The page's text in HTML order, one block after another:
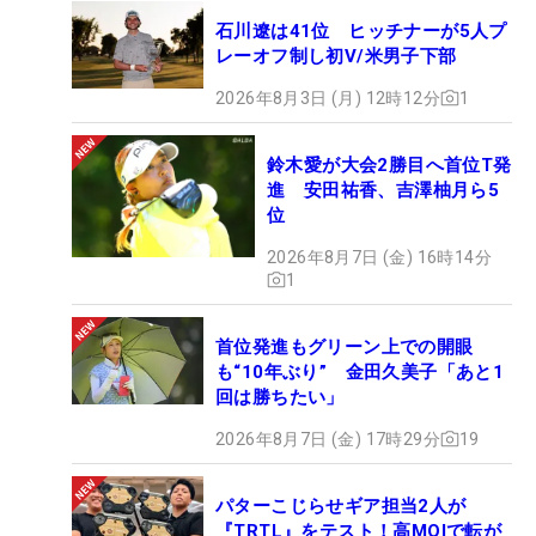
石川遼は41位 ヒッチナーが5人プ
レーオフ制し初V/米男子下部
2026年8月3日 (月) 12時12分 1
鈴木愛が大会2勝目へ首位T発
進 安田祐香、吉澤柚月ら5
位
2026年8月7日 (金) 16時14分
1
首位発進もグリーン上での開眼
も“10年ぶり” 金田久美子「あと1
回は勝ちたい」
2026年8月7日 (金) 17時29分 19
パターこじらせギア担当2人が
『TRTL』をテスト！高MOIで転が